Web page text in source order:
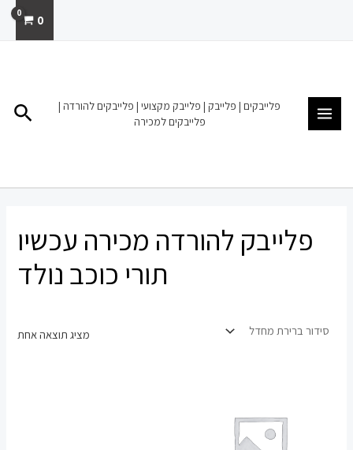
0
פלייבקים | פלייבק | פלייבק מקצועי | פלייבקים להורדה |
פלייבקים למכירה
פלייבק להורדה מכירה עכשיו
תורי כוכב נולד
מציג תוצאה אחת